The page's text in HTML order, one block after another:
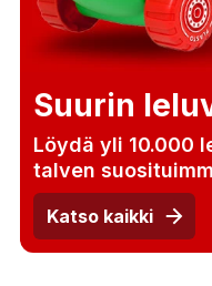
Suurin
Löydä yli 10.000
talven
Katso kaikki